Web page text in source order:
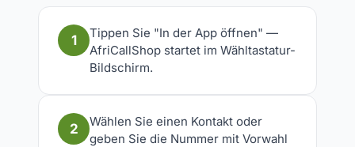
1
Tippen Sie "In der App öffnen" —
AfriCallShop startet im Wähltastatur-
Bildschirm.
2
Wählen Sie einen Kontakt oder
geben Sie die Nummer mit Vorwahl